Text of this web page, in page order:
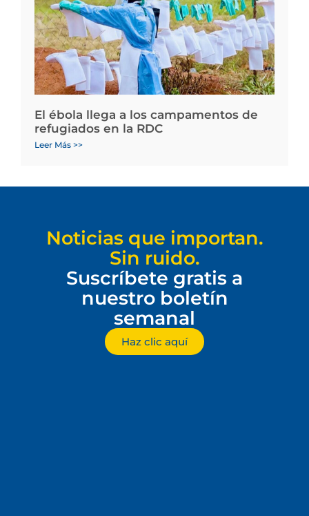
El ébola llega a los campamentos de
refugiados en la RDC
Leer Más >>
Noticias que importan.
Sin ruido.
Suscríbete gratis a
nuestro boletín
semanal
Haz clic aquí